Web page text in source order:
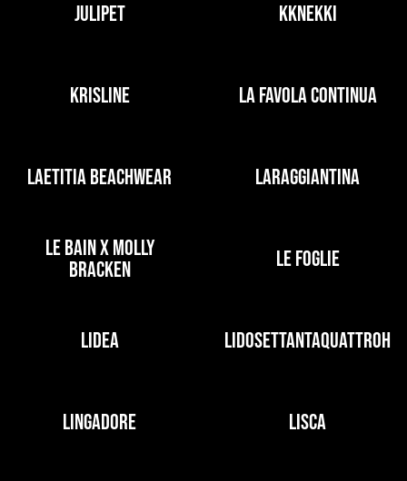
JULIPET KKNEKKI
KRISLINE LA FAVOLA CONTINUA
LAETITIA BEACHWEAR LARAGGIANTINA
LE BAIN X MOLLY
BRACKEN
LE FOGLIE
LIDEA LIDOSETTANTAQUATTROH
LINGADORE LISCA